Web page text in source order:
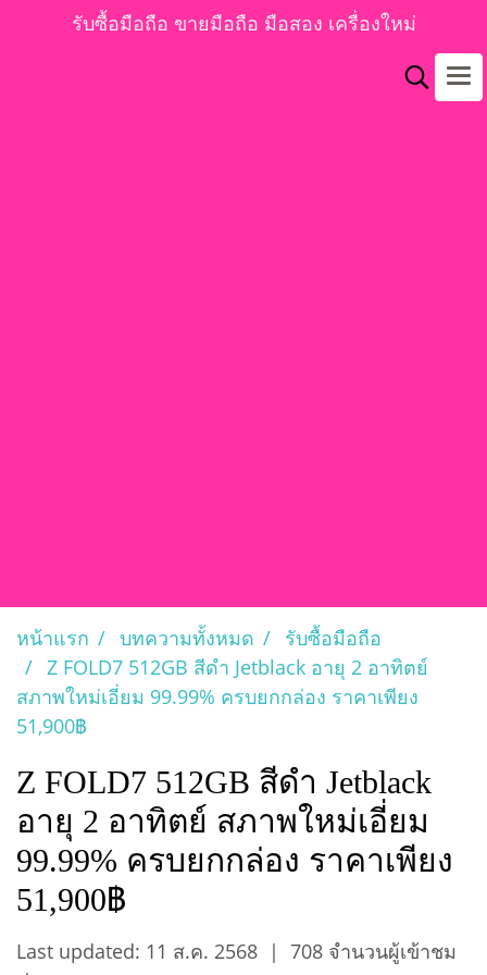
รับซื้อมือถือ ขายมือถือ มือสอง เครื่องใหม่
หน้าแรก บทความทั้งหมด
รับซื้อมือถือ
Z FOLD7 512GB สีดำ Jetblack อายุ 2 อาทิตย์
สภาพใหม่เอี่ยม 99.99% ครบยกกล่อง ราคาเพียง
51,900฿
Z FOLD7 512GB สีดำ Jetblack
อายุ 2 อาทิตย์ สภาพใหม่เอี่ยม
99.99% ครบยกกล่อง ราคาเพียง
51,900฿
Last updated: 11 ส.ค. 2568 | 708 จำนวนผู้เข้าชม